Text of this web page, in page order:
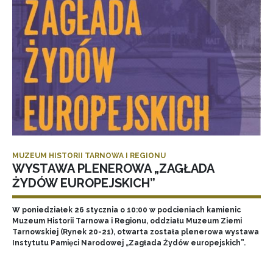
MUZEUM HISTORII TARNOWA I REGIONU
WYSTAWA PLENEROWA „ZAGŁADA
ŻYDÓW EUROPEJSKICH”
W poniedziałek 26 stycznia o 10:00 w podcieniach kamienic
Muzeum Historii Tarnowa i Regionu, oddziału Muzeum Ziemi
Tarnowskiej (Rynek 20-21), otwarta została plenerowa wystawa
Instytutu Pamięci Narodowej „Zagłada Żydów europejskich”.